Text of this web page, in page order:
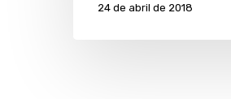
24 de abril de 2018